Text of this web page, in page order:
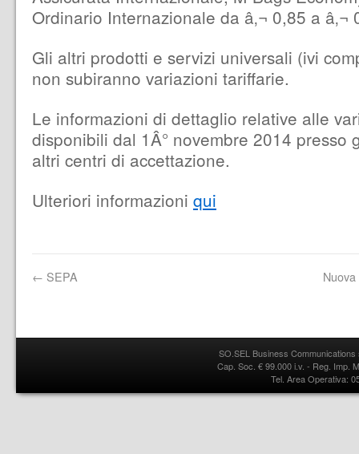
Ordinario Internazionale da â‚¬ 0,85 a â‚¬
Gli altri prodotti e servizi universali (ivi
non subiranno variazioni tariffarie.
Le informazioni di dettaglio relative alle
disponibili dal 1Â° novembre 2014 presso
altri centri di accettazione.
Ulteriori informazioni qui
← SEPA
SO.SEL Business
Cap. Soc. € 99.000 i.v. - Reg. Imp.
Tel. Area Operativa: